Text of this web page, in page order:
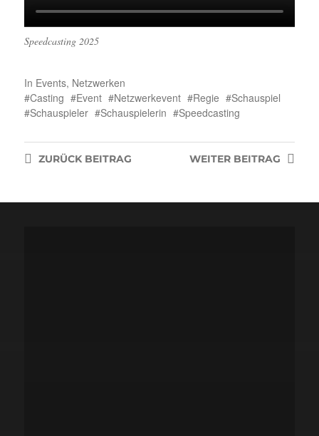
Speedcasting 2025
In Events, Netzwerken
Casting
Event Netzwerkevent Regie
Schauspiel
Schauspieler
Schauspielerin Speedcasting
WEITER BEITRAG
ZURÜCKBEITRAG